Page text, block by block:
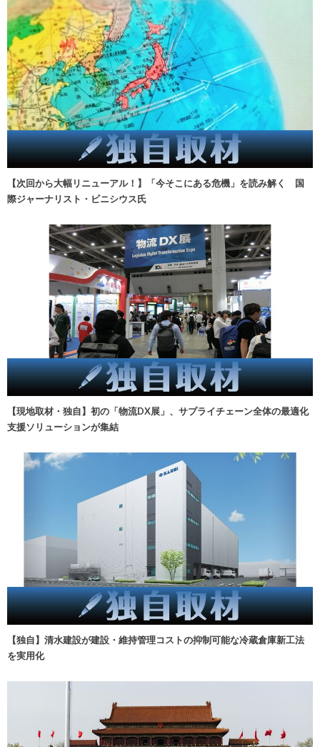
【次回から大幅リニューアル！】「今そこにある危機」を読み解く 国
際ジャーナリスト・ビニシウス氏
【現地取材・独自】初の「物流DX展」、サプライチェーン全体の最適化
支援ソリューションが集結
【独自】清水建設が建設・維持管理コストの抑制可能な冷蔵倉庫新工法
を実用化